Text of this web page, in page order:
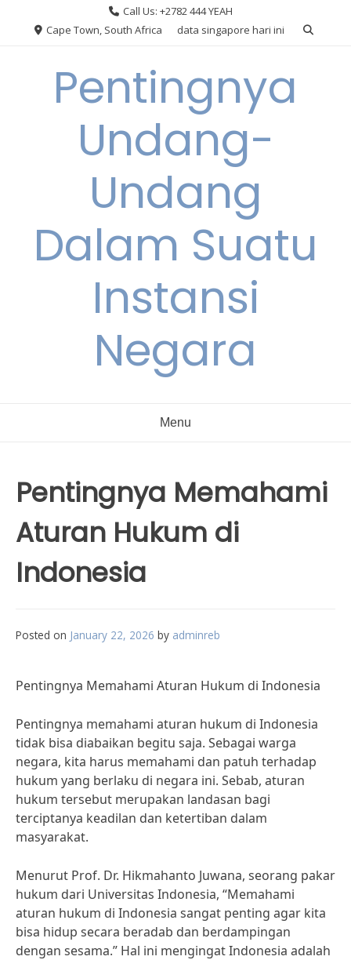
Call Us: +2782 444 YEAH
Cape Town, South Africa
data singapore hari ini
Pentingnya
Undang-
Undang
Dalam Suatu
Instansi
Negara
Menu
Pentingnya Memahami
Aturan Hukum di
Indonesia
Posted on January 22, 2026 by adminreb
Pentingnya Memahami Aturan Hukum di Indonesia
Pentingnya memahami aturan hukum di Indonesia
tidak bisa diabaikan begitu saja. Sebagai warga
negara, kita harus memahami dan patuh terhadap
hukum yang berlaku di negara ini. Sebab, aturan
hukum tersebut merupakan landasan bagi
terciptanya keadilan dan ketertiban dalam
masyarakat.
Menurut Prof. Dr. Hikmahanto Juwana, seorang pakar
hukum dari Universitas Indonesia, “Memahami
aturan hukum di Indonesia sangat penting agar kita
bisa hidup secara beradab dan berdampingan
dengan sesama.” Hal ini mengingat Indonesia adalah